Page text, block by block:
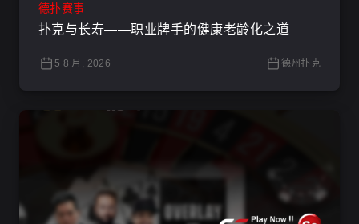
德扑赛事
扑克与长寿——职业牌手的健康老龄化之道
5 8 月, 2026 德州扑克